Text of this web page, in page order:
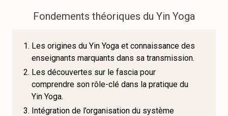
Fondements théoriques du Yin Yoga
Les origines du Yin Yoga et connaissance des
enseignants marquants dans sa transmission.
Les découvertes sur le fascia pour
comprendre son rôle-clé dans la pratique du
Yin Yoga.
Intégration de l’organisation du système